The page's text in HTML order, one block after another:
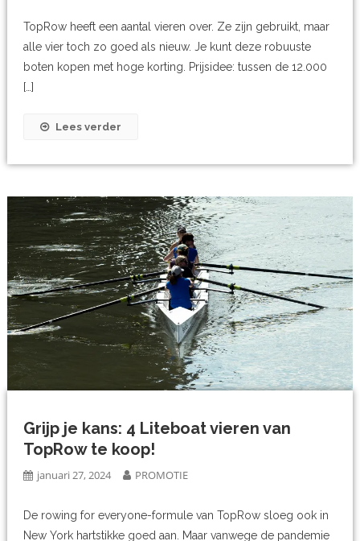
TopRow heeft een aantal vieren over. Ze zijn gebruikt, maar
alle vier toch zo goed als nieuw. Je kunt deze robuuste
boten kopen met hoge korting. Prijsidee: tussen de 12.000
[…]
Lees verder
Grijp je kans: 4 Liteboat vieren van
TopRow te koop!
januari 27, 2024 PROMOTIE
De rowing for everyone-formule van TopRow sloeg ook in
New York hartstikke goed aan. Maar vanwege de pandemie